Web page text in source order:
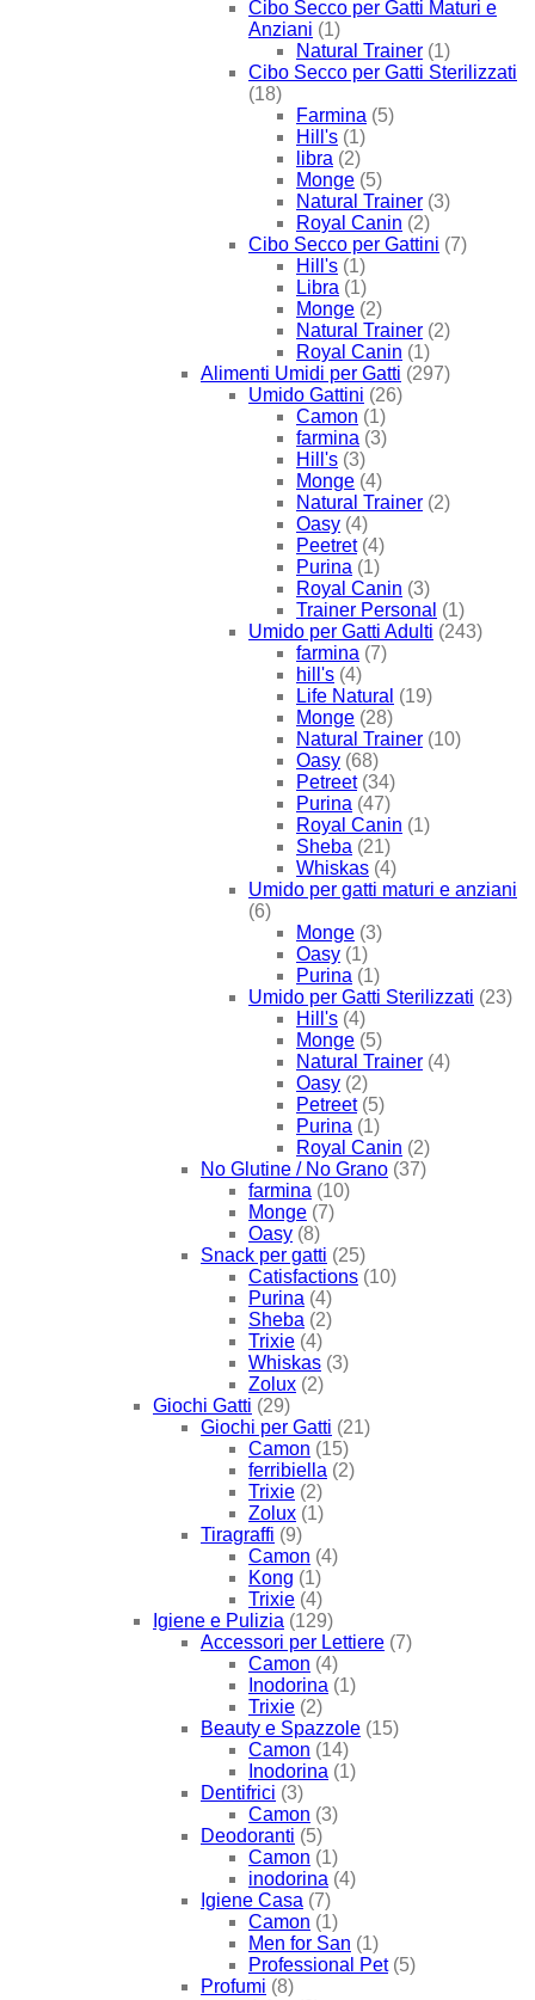
Cibo Secco per Gatti Maturi e
Anziani (1)
Natural Trainer (1)
Cibo Secco per Gatti Sterilizzati
(18)
Farmina (5)
Hill's (1)
libra (2)
Monge (5)
Natural Trainer (3)
Royal Canin (2)
Cibo Secco per Gattini (7)
Hill's (1)
Libra (1)
Monge (2)
Natural Trainer (2)
Royal Canin (1)
Alimenti Umidi per Gatti (297)
Umido Gattini (26)
Camon (1)
farmina (3)
Hill's (3)
Monge (4)
Natural Trainer (2)
Oasy (4)
Peetret (4)
Purina (1)
Royal Canin (3)
Trainer Personal (1)
Umido per Gatti Adulti (243)
farmina (7)
hill's (4)
Life Natural (19)
Monge (28)
Natural Trainer (10)
Oasy (68)
Petreet (34)
Purina (47)
Royal Canin (1)
Sheba (21)
Whiskas (4)
Umido per gatti maturi e anziani
(6)
Monge (3)
Oasy (1)
Purina (1)
Umido per Gatti Sterilizzati (23)
Hill's (4)
Monge (5)
Natural Trainer (4)
Oasy (2)
Petreet (5)
Purina (1)
Royal Canin (2)
No Glutine / No Grano (37)
farmina (10)
Monge (7)
Oasy (8)
Snack per gatti (25)
Catisfactions (10)
Purina (4)
Sheba (2)
Trixie (4)
Whiskas (3)
Zolux (2)
Giochi Gatti (29)
Giochi per Gatti (21)
Camon (15)
ferribiella (2)
Trixie (2)
Zolux (1)
Tiragraffi (9)
Camon (4)
Kong (1)
Trixie (4)
Igiene e Pulizia (129)
Accessori per Lettiere (7)
Camon (4)
Inodorina (1)
Trixie (2)
Beauty e Spazzole (15)
Camon (14)
Inodorina (1)
Dentifrici (3)
Camon (3)
Deodoranti (5)
Camon (1)
inodorina (4)
Igiene Casa (7)
Camon (1)
Men for San (1)
Professional Pet (5)
Profumi (8)